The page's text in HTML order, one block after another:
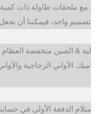
إذا كانت اللوحات الرئيسية أكثر من 500 قطعة مع
عالية & الصين منخفضة
الأواني الزجاجية
وقت التسليم لدينا هو 35 ~ 45 يومًا بعد استلام